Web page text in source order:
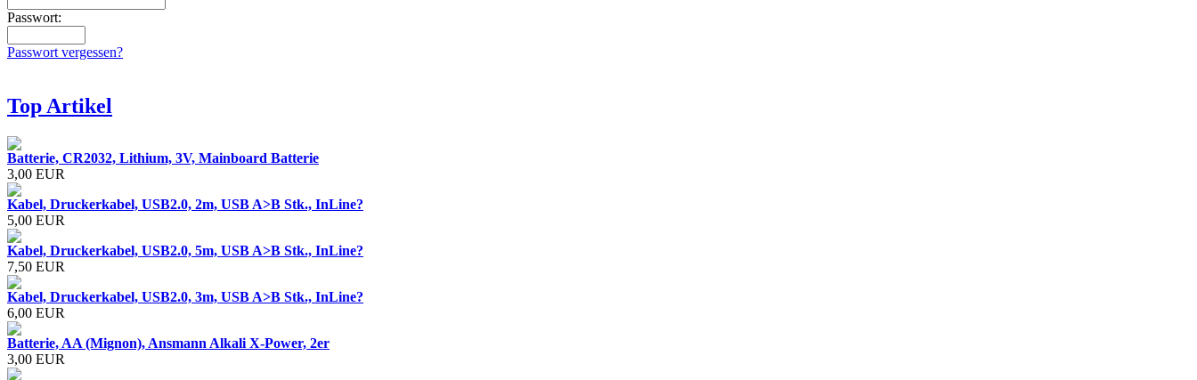
Passwort:
Passwort vergessen?
Top Artikel
Batterie, CR2032, Lithium, 3V, Mainboard Batterie
3,00 EUR
Kabel, Druckerkabel, USB2.0, 2m, USB A>B Stk., InLine?
5,00 EUR
Kabel, Druckerkabel, USB2.0, 5m, USB A>B Stk., InLine?
7,50 EUR
Kabel, Druckerkabel, USB2.0, 3m, USB A>B Stk., InLine?
6,00 EUR
Batterie, AA (Mignon), Ansmann Alkali X-Power, 2er
3,00 EUR